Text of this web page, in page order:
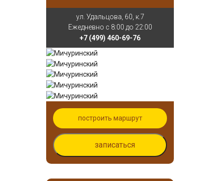
ул. Удальцова, 60, к.7
Ежедневно с 8:00 до 22:00
+7 (499) 460-69-76
построить маршрут
записаться